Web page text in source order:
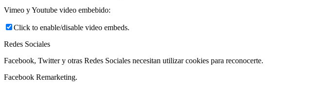
Vimeo y Youtube video embebido:
Click to enable/disable video embeds.
Redes Sociales
Facebook, Twitter y otras Redes Sociales necesitan utilizar cookies para reconocerte.
Facebook Remarketing.